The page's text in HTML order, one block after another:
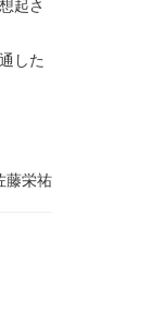
した
藤栄祐